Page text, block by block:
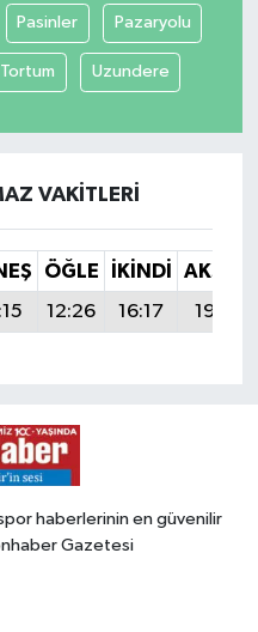
Pasinler Pazaryolu
Tortum Uzundere
VAKITLERI
ÖĞLE İKINDI
AKŞAM
12:26 16:17 19:28
haberlerinin en güvenilir
Gazetesi